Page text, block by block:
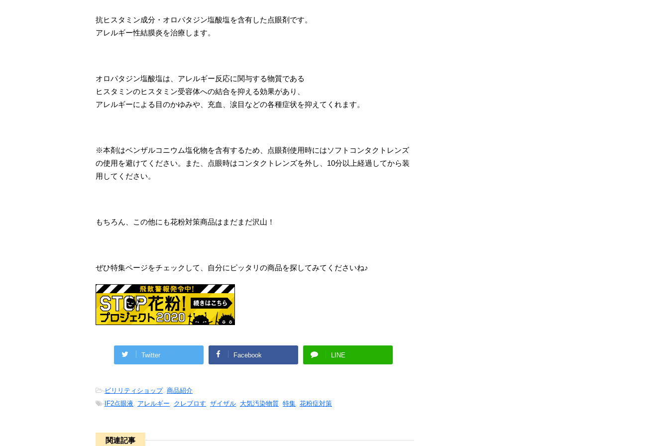
抗ヒスタミン成分・オロパタジン塩酸塩を含有した点眼剤です。
アレルギー性結膜炎を治療します。
オロパタジン塩酸塩は、アレルギー反応に関与する物質である
ヒスタミンのヒスタミン受容体への結合を抑える効果があり、
アレルギーによる目のかゆみや、充血、涙目などの各種症状を抑えてくれます。
※本剤はベンザルコニウム塩化物を含有するため、点眼剤使用時にはソフトコンタクトレンズ
の使用を避けてください。また、点眼時はコンタクトレンズを外し、10分以上経過してから装
用してください。
もちろん、この他にも花粉対策商品はまだまだ沢山！
ぜひ特集ページをチェックして、自分にピッタリの商品を探してみてくださいね♪
Twitter Facebook LINE
-ビリリティショップ, 商品紹介
- IF2点眼液, アレルギー, クレブロす, ザイザル, 大気汚染物質, 特集, 花粉症対策
関連記事